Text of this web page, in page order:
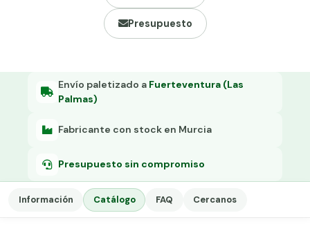
Grapa malla H.
Tensor galvanizado
Presupuesto
Envío paletizado a Fuerteventura (Las
Palmas)
Fabricante con stock en Murcia
Presupuesto sin compromiso
Información Catálogo FAQ Cercanos